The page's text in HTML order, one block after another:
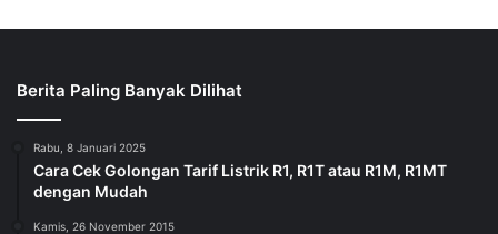
Berita Paling Banyak Dilihat
Rabu, 8 Januari 2025
Cara Cek Golongan Tarif Listrik R1, R1T atau R1M, R1MT
dengan Mudah
Kamis, 26 November 2015